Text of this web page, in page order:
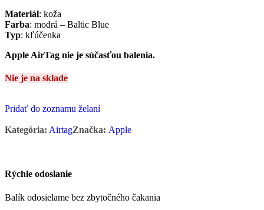
Materiál: koža
Farba: modrá – Baltic Blue
Typ: kľúčenka
Apple AirTag nie je súčasťou balenia.
Nie je na sklade
Pridať do zoznamu želaní
Kategória: AirtagZnačka: Apple
Rýchle odoslanie
Balík odosielame bez zbytočného čakania